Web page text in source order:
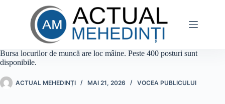
Bursa locurilor de muncă are loc mâine. Peste 400 posturi sunt
disponibile.
ACTUAL MEHEDINȚI MAI 21, 2026 VOCEA PUBLICULUI